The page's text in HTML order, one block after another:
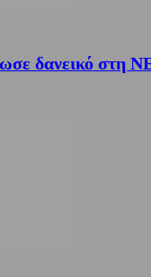
δανεικό στη